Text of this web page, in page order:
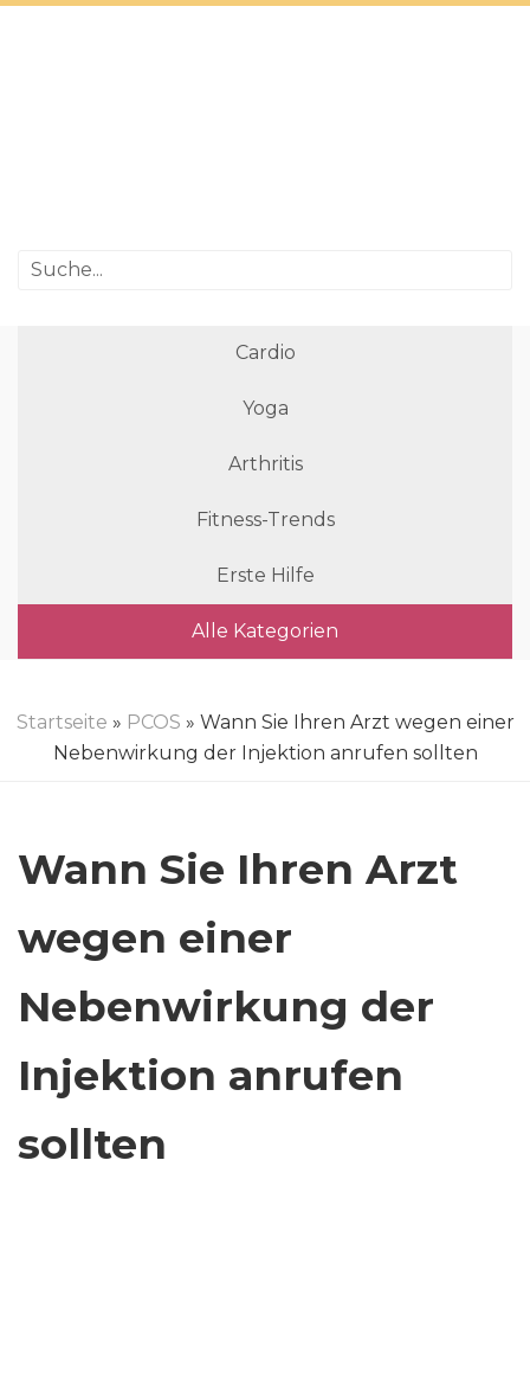
Cardio
Yoga
Arthritis
Fitness-Trends
Erste Hilfe
Alle Kategorien
Startseite » PCOS » Wann Sie Ihren Arzt wegen einer
Nebenwirkung der Injektion anrufen sollten
Wann Sie Ihren Arzt
wegen einer
Nebenwirkung der
Injektion anrufen
sollten